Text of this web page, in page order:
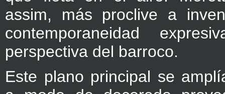
assim, más proclive a
contemporaneidad
perspectiva del barroco.
Este plano principal se